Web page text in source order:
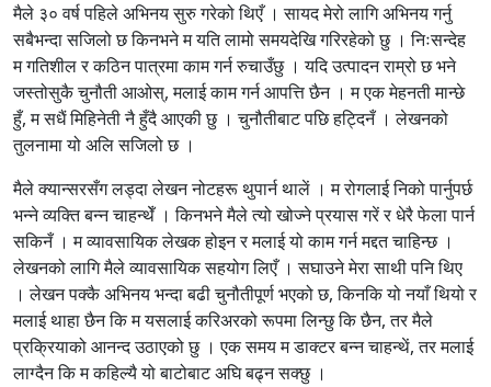
मैले ३० वर्ष पहिले अभिनय सुरु गरेको थिएँ । सायद मेरो लागि अभिनय गर्नु
सबैभन्दा सजिलो छ किनभने म यति लामो समयदेखि गरिरहेको छु । निःसन्देह
म गतिशील र कठिन पात्रमा काम गर्न रुचाउँछु । यदि उत्पादन राम्रो छ भने
जस्तोसुकै चुनौती आओस्, मलाई काम गर्न आपत्ति छैन । म एक मेहनती मान्छे
हुँ, म सधैं मिहिनेती नै हुँदै आएकी छु । चुनौतीबाट पछि हट्दिनँ । लेखनको
तुलनामा यो अलि सजिलो छ ।
मैले क्यान्सरसँग लड्दा लेखन नोटहरू थुपार्न थालें । म रोगलाई निको पार्नुपर्छ
भन्ने व्यक्ति बन्न चाहन्थेँ । किनभने मैले त्यो खोज्ने प्रयास गरें र धेरै फेला पार्न
सकिनँ । म व्यावसायिक लेखक होइन र मलाई यो काम गर्न मद्दत चाहिन्छ ।
लेखनको लागि मैले व्यावसायिक सहयोग लिएँ । सघाउने मेरा साथी पनि थिए
। लेखन पक्कै अभिनय भन्दा बढी चुनौतीपूर्ण भएको छ, किनकि यो नयाँ थियो र
मलाई थाहा छैन कि म यसलाई करिअरको रूपमा लिन्छु कि छैन, तर मैले
प्रक्रियाको आनन्द उठाएको छु । एक समय म डाक्टर बन्न चाहन्थें, तर मलाई
लाग्दैन कि म कहिल्यै यो बाटोबाट अघि बढ्न सक्छु ।